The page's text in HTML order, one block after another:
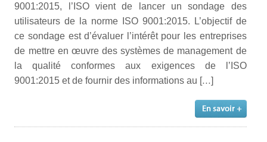
9001:2015, l’ISO vient de lancer un sondage des
utilisateurs de la norme ISO 9001:2015. L’objectif de
ce sondage est d’évaluer l’intérêt pour les entreprises
de mettre en œuvre des systèmes de management de
la qualité conformes aux exigences de l’ISO
9001:2015 et de fournir des informations au […]